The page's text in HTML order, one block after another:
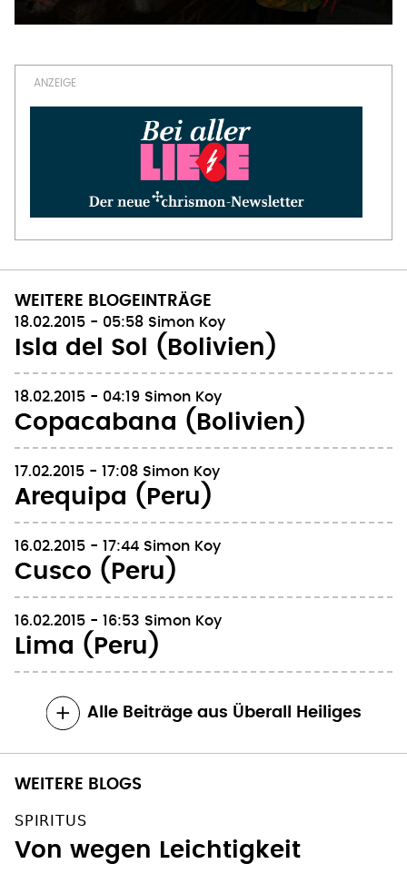
WEITERE BLOGEINTRÄGE
18.02.2015 - 05:58 Simon Koy
Isla del Sol (Bolivien)
18.02.2015 - 04:19 Simon Koy
Copacabana (Bolivien)
17.02.2015 - 17:08 Simon Koy
Arequipa (Peru)
16.02.2015 - 17:44 Simon Koy
Cusco (Peru)
16.02.2015 - 16:53 Simon Koy
Lima (Peru)
Alle Beiträge aus Überall Heiliges
WEITERE BLOGS
SPIRITUS
Von wegen Leichtigkeit